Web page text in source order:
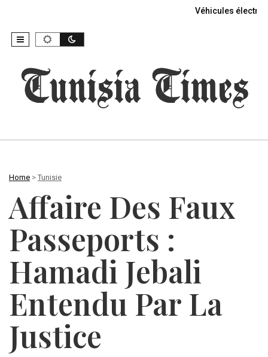
Véhicules
Home > Tunisie
Affaire Des Faux
Passeports :
Hamadi Jebali
Entendu Par La
Justice